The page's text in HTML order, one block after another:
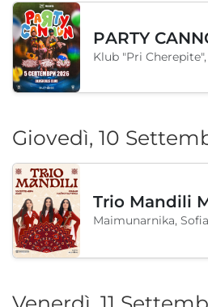
Giovedì, 10
Maimunarnika,